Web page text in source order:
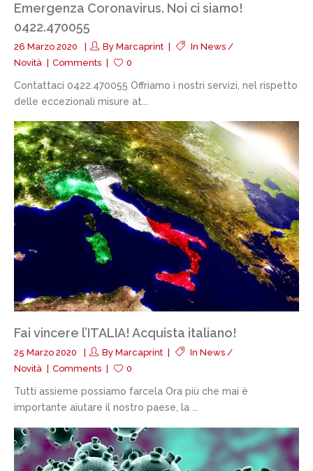
Emergenza Coronavirus. Noi ci siamo!
0422.470055
26 Marzo 2020 By Marcaprint In News /
Novità
Comments 0
Contattaci 0422.470055 Offriamo i nostri servizi, nel rispetto
delle eccezionali misure at...
Fai vincere l’ITALIA! Acquista italiano!
25 Marzo 2020 By Marcaprint In News /
Novità
Comments 0
Tutti assieme possiamo farcela Ora più che mai è
importante aiutare il nostro paese, la ...